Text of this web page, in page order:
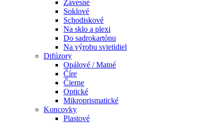
Závesné
Soklové
Schodiskové
Na sklo a plexi
Do sadrokartónu
Na výrobu svietidiel
Difúzory
Opálové / Matné
Číre
Čierne
Optické
Mikroprismatické
Koncovky
Plastové